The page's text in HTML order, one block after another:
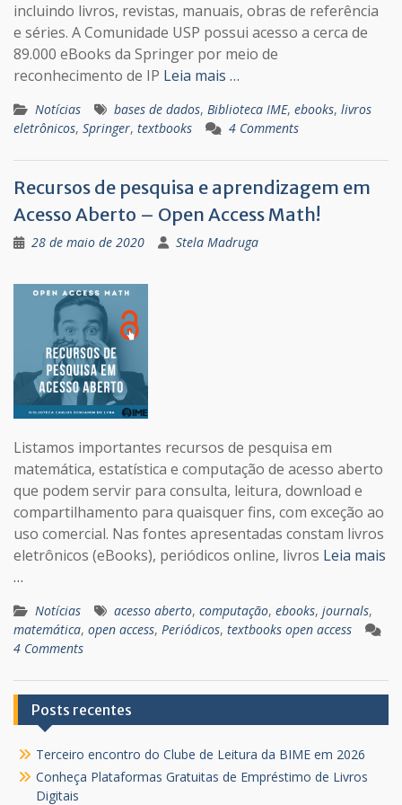
incluindo livros, revistas, manuais, obras de referência
e séries. A Comunidade USP possui acesso a cerca de
89.000 eBooks da Springer por meio de
reconhecimento de IP Leia mais …
Notícias bases de dados, Biblioteca IME, ebooks, livros
eletrônicos, Springer, textbooks 4 Comments
Recursos de pesquisa e aprendizagem em
Acesso Aberto – Open Access Math!
28 de maio de 2020 Stela Madruga
Listamos importantes recursos de pesquisa em
matemática, estatística e computação de acesso aberto
que podem servir para consulta, leitura, download e
compartilhamento para quaisquer fins, com exceção ao
uso comercial. Nas fontes apresentadas constam livros
eletrônicos (eBooks), periódicos online, livros Leia mais
…
Notícias acesso aberto, computação, ebooks, journals,
matemática, open access, Periódicos, textbooks open access
4 Comments
Posts recentes
Terceiro encontro do Clube de Leitura da BIME em 2026
Conheça Plataformas Gratuitas de Empréstimo de Livros
Digitais